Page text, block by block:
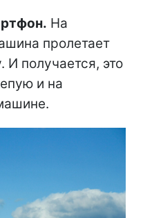
На
пролетает
И получается, это
и на